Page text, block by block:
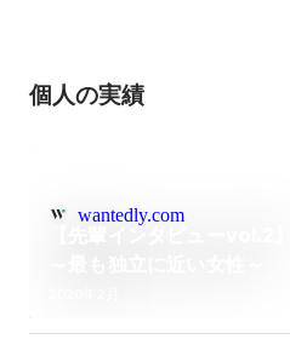
個人の実績
wantedly.com